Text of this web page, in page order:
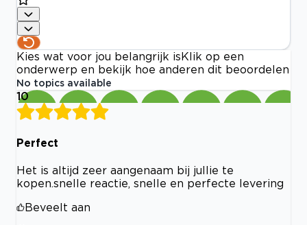
Kies wat voor jou belangrijk is Klik op een
onderwerp en bekijk hoe anderen dit beoordelen
No topics available
10
Perfect
Het is altijd zeer aangenaam bij jullie te
kopen.snelle reactie, snelle en perfecte levering
Beveelt aan